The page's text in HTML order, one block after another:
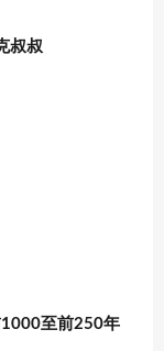
叔叔
1000至前250年